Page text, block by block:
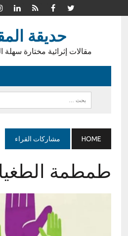
حديقة
مقالات إثرائية مختارة سهلة
HOME مشاركات القراء
طمطمة